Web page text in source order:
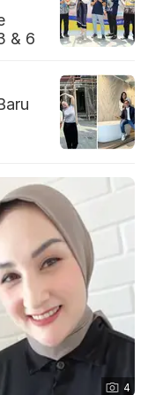
& 6
4